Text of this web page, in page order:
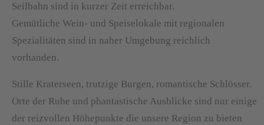
Seilbahn sind in kurzer Zeit erreichbar.
Gemütliche Wein- und Speiselokale mit regionalen
Spezialitäten sind in naher Umgebung reichlich
vorhanden.
Stille Kraterseen, trutzige Burgen, romantische Schlösser.
Orte der Ruhe und phantastische Ausblicke sind nur einige
der reizvollen Höhepunkte die unsere Region zu bieten